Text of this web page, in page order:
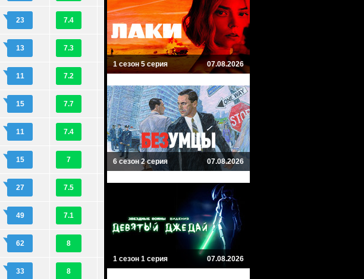
23 7.4
13 7.3
11 7.2
15 7.7
11 7.4
15 7
27 7.5
49 7.1
62 8
33 8
1 сезон 5 серия 07.08.2026
6 сезон 2 серия 07.08.2026
1 сезон 1 серия 07.08.2026